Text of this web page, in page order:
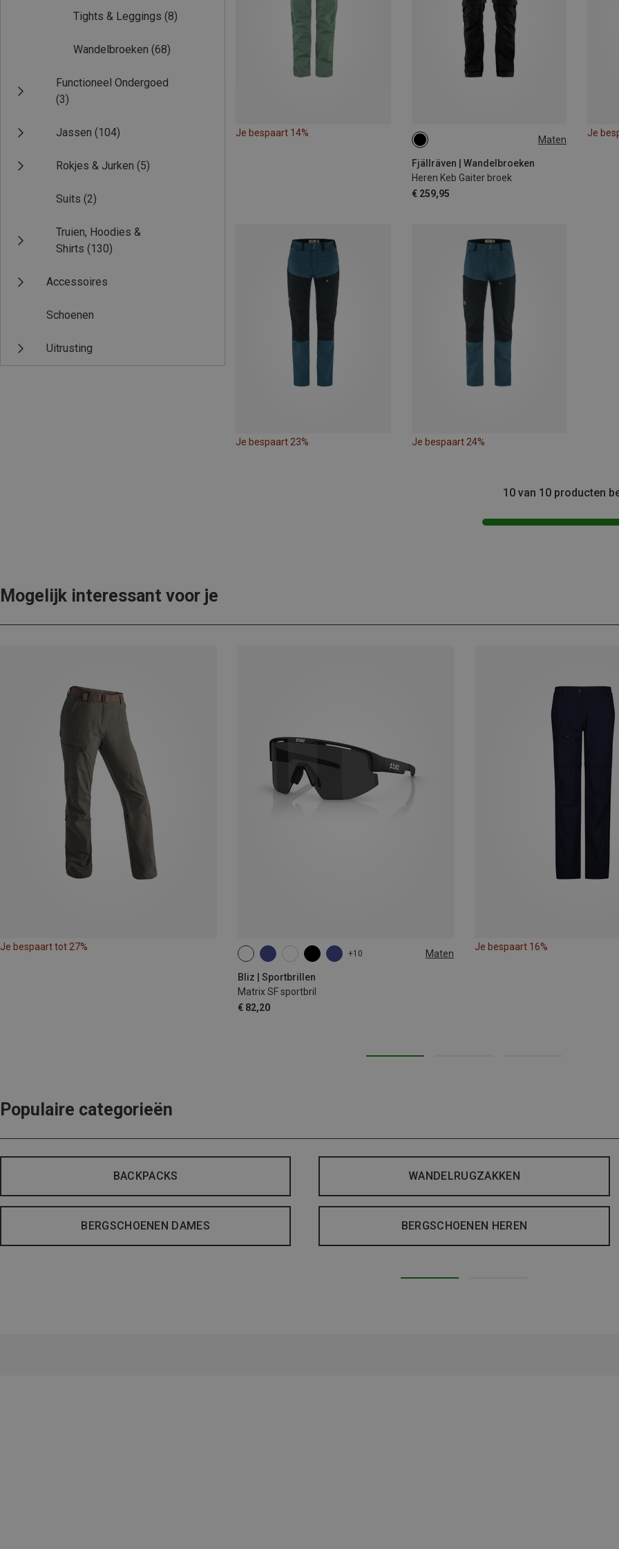
Tights & Leggings (8)
Wandelbroeken (68)
Functioneel Ondergoed
(3)
Jassen (104)
Rokjes & Jurken (5)
Suits (2)
Truien, Hoodies &
Shirts (130)
Accessoires
Schoenen
Uitrusting
Je bespaart 14%
Maten
Fjällräven | Wandelbroeken
Heren Keb Gaiter broek
€ 259,95
S
Je
Je bespaart 23% Je bespaart 24%
10 van 10 producten
Mogelijk interessant voor je
Je bespaart tot 27%
+10 Maten
Bliz | Sportbrillen
Matrix SF sportbril
€ 82,20
ONE SIZE
Je bespaart 16%
Populaire categorieën
BACKPACKS WANDELRUGZAKKEN
BERGSCHOENEN DAMES BERGSCHOENEN HEREN